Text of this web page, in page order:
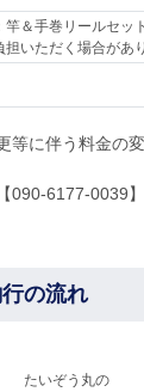
竿＆手巻リールセ
担いただく場合があ
等に伴う料金の
090-6177-0039
の流れ
たいぞう丸の